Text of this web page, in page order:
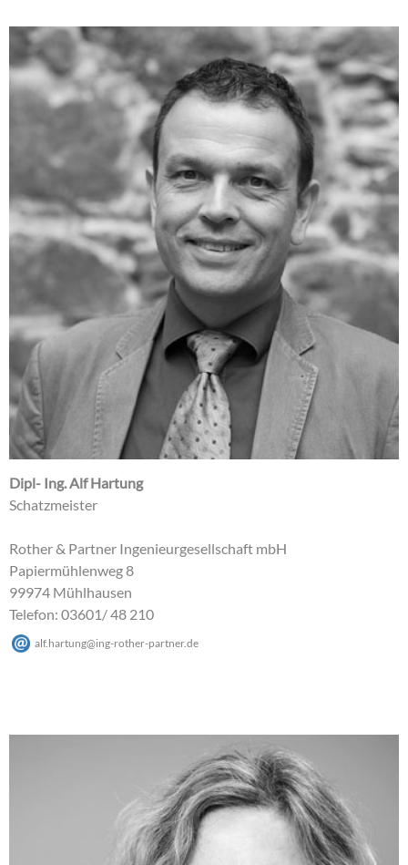
Dipl- Ing. Alf Hartung
Schatzmeister
Rother & Partner Ingenieurgesellschaft mbH
Papiermühlenweg 8
99974 Mühlhausen
Telefon: 03601/ 48 210
alf.hartung@ing-rother-partner.de